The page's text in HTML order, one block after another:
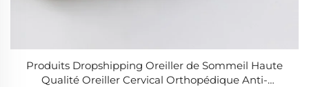
Produits Dropshipping Oreiller de Sommeil Haute
Qualité Oreiller Cervical Orthopédique Anti-